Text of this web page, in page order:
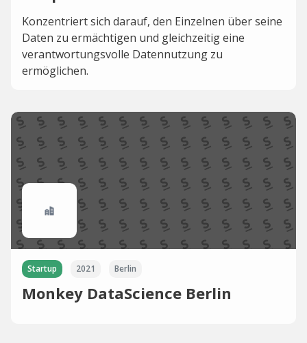
Konzentriert sich darauf, den Einzelnen über seine
Daten zu ermächtigen und gleichzeitig eine
verantwortungsvolle Datennutzung zu
ermöglichen.
Startup 2021 Berlin
Monkey DataScience Berlin